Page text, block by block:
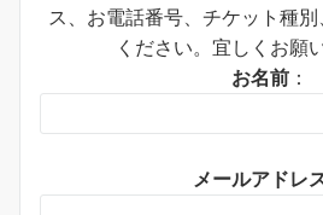
ス、お電話番号、チケット種
ください。宜しくお願
お名前 ：
メールアドレ